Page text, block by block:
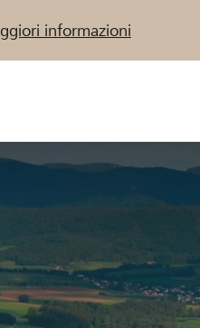
informazioni